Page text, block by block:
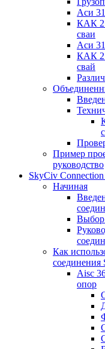
Аси
КАК
сваи
Аси
КАК
свай
Пример
руководство
SkyCiv
Начиная
Выбор
Как
соединения
Aisc
опор